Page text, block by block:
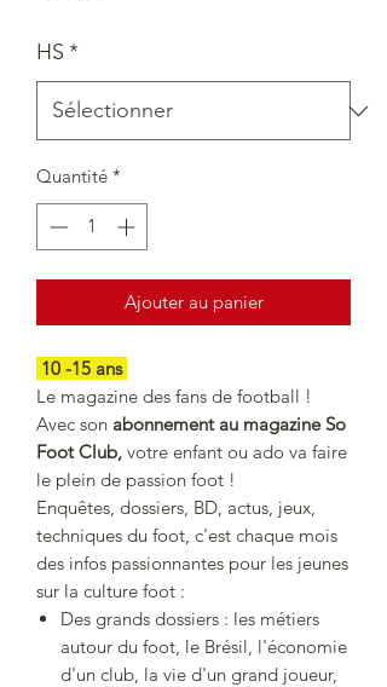
HS *
Quantité *
Ajouter au panier
10 -15 ans
Le magazine des fans de football !
Avec son abonnement au magazine So
Foot Club, votre enfant ou ado va faire
le plein de passion foot !
Enquêtes, dossiers, BD, actus, jeux,
techniques du foot, c'est chaque mois
des infos passionnantes pour les jeunes
sur la culture foot :
Des grands dossiers : les métiers
autour du foot, le Brésil, l'économie
d'un club, la vie d'un grand joueur,